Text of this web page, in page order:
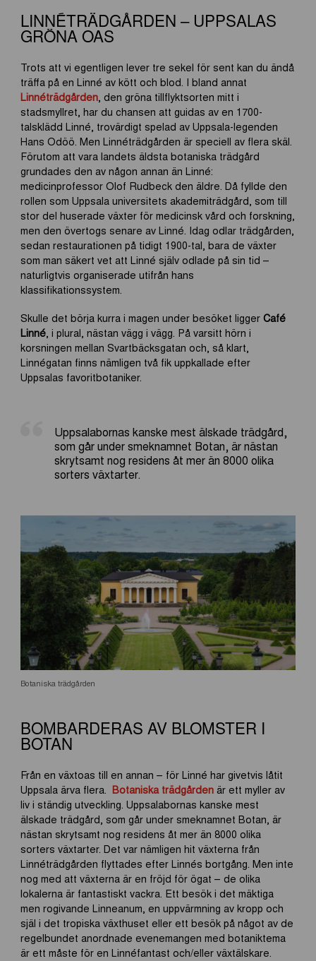
LINNÉTRÄDGÅRDEN – UPPSALAS
GRÖNA OAS
Trots att vi egentligen lever tre sekel för sent kan du ändå
träffa på en Linné av kött och blod. I bland annat
Linnéträdgården, den gröna tillflyktsorten mitt i
stadsmyllret, har du chansen att guidas av en 1700-
talsklädd Linné, trovärdigt spelad av Uppsala-legenden
Hans Odöö. Men Linnéträdgården är speciell av flera skäl.
Förutom att vara landets äldsta botaniska trädgård
grundades den av någon annan än Linné:
medicinprofessor Olof Rudbeck den äldre. Då fyllde den
rollen som Uppsala universitets akademiträdgård, som till
stor del huserade växter för medicinsk vård och forskning,
men den övertogs senare av Linné. Idag odlar trädgården,
sedan restaurationen på tidigt 1900-tal, bara de växter
som man säkert vet att Linné själv odlade på sin tid –
naturligtvis organiserade utifrån hans
klassifikationssystem.
Skulle det börja kurra i magen under besöket liggerCafé
Linné, i plural, nästan vägg i vägg. På varsitt hörn i
korsningen mellan Svartbäcksgatan och, så klart,
Linnégatan finns nämligen två fik uppkallade efter
Uppsalas favoritbotaniker.
Uppsalabornas kanske mest älskade trädgård,
som går under smeknamnet Botan, är nästan
skrytsamt nog residens åt mer än 8000 olika
sorters växtarter.
Botaniska trädgården
BOMBARDERAS AV BLOMSTER I
BOTAN
Från en växtoas till en annan – för Linné har givetvis låtit
Uppsala ärva flera. Botaniska trädgårdenär ett myller av
liv i ständig utveckling. Uppsalabornas kanske mest
älskade trädgård, som går under smeknamnet Botan, är
nästan skrytsamt nog residens åt mer än 8000 olika
sorters växtarter. Det var nämligen hit växterna från
Linnéträdgården flyttades efter Linnés bortgång. Men inte
nog med att växterna är en fröjd för ögat – de olika
lokalerna är fantastiskt vackra. Ett besök i det mäktiga
men rogivande Linneanum, en uppvärmning av kropp och
själ i det tropiska växthuset eller ett besök på något av de
regelbundet anordnade evenemangen med botaniktema
är ett måste för en Linnéfantast och/eller växtälskare.